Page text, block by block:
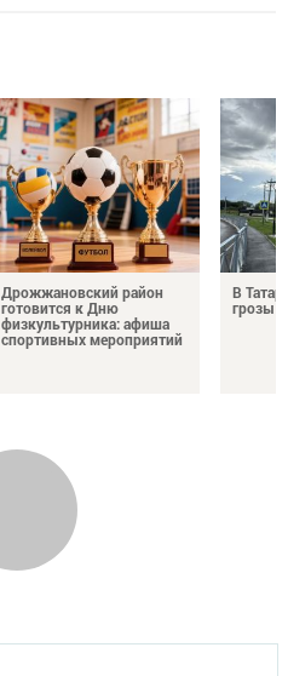
Дрожжановский район
готовится к Дню
физкультурника: афиша
спортивных мероприятий
В
грозы